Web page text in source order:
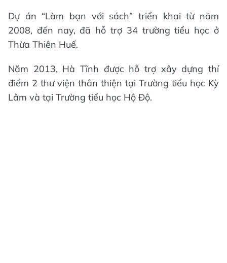
Dự án “Làm bạn với sách” triển khai từ năm
2008, đến nay, đã hỗ trợ 34 trường tiểu học ở
Thừa Thiên Huế.
Năm 2013, Hà Tĩnh được hỗ trợ xây dựng thí
điểm 2 thư viện thân thiện tại Trường tiểu học Kỳ
Lâm và tại Trường tiểu học Hộ Độ.